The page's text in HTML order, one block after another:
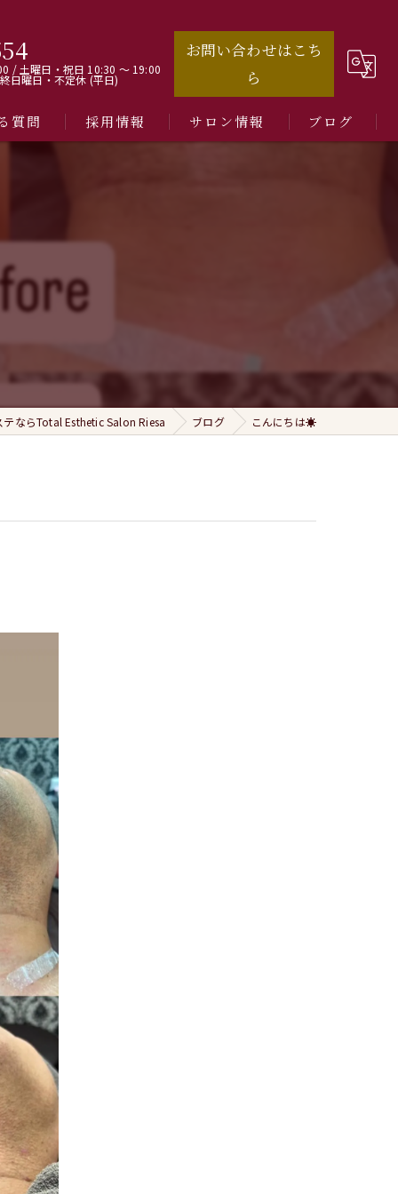
/ 土曜日・祝日 10:30 ～ 19:00
日曜日・不定休 (平日)
お問い合わせはこち
ら
質問 採用情報 サロン情報 ブログ
テならTotal Esthetic Salon Riesa ブログ こんにちは☀️